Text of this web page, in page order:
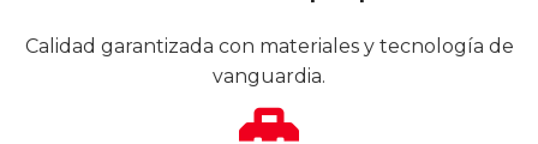
Calidad garantizada con materiales y tecnología de
vanguardia.